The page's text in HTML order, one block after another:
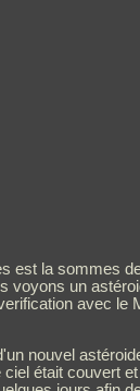
est la sommes
voyons un
avec le
nouvel
ciel était couvert